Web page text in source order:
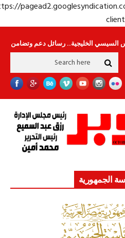
https://
رسائل دعم وتضامن للأشقاء
الجمهورية